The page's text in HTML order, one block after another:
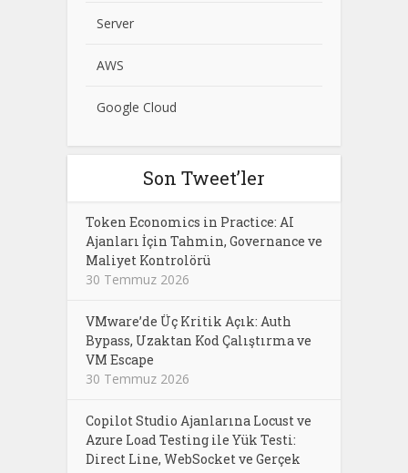
Server
AWS
Google Cloud
Son Tweet’ler
Token Economics in Practice: AI
Ajanları İçin Tahmin, Governance ve
Maliyet Kontrolörü
30 Temmuz 2026
VMware’de Üç Kritik Açık: Auth
Bypass, Uzaktan Kod Çalıştırma ve
VM Escape
30 Temmuz 2026
Copilot Studio Ajanlarına Locust ve
Azure Load Testing ile Yük Testi:
Direct Line, WebSocket ve Gerçek